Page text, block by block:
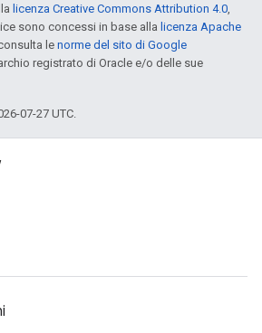
licenza Creative Commons Attribution 4.0,
sono concessi in base alla licenza Apache
le norme del sito di Google
registrato di Oracle e/o delle sue
07-27 UTC.